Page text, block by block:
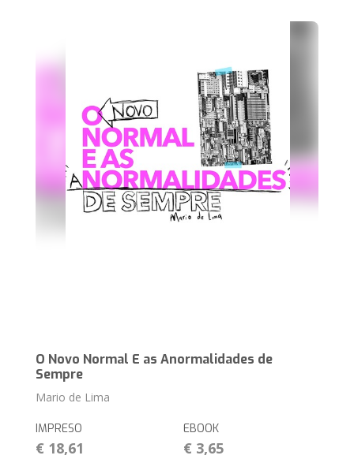
O Novo Normal E as Anormalidades de
Sempre
Mario de Lima
IMPRESO
€ 18,61
EBOOK
€ 3,65